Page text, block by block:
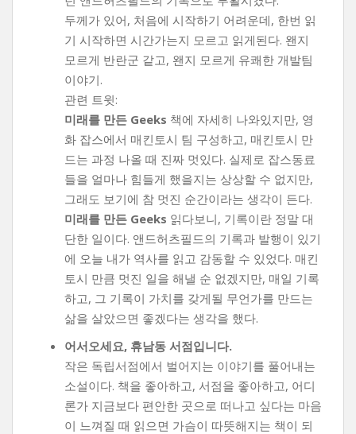
두께가 있어, 처음에 시작하기 어려운데, 한번 읽
기 시작하면 시간가는지 모르고 읽게된다. 왠지
모르게 반란군 같고, 왠지 모르게 유쾌한 개발팀
이야기.
관련 트윗:
미래를 만든 Geeks 책에 자세히 나와있지만, 영
화 잡스에서 매킨토시 팀 구성하고, 매킨토시 만
드는 과정 나올 때 진짜 멋있다. 실제로 잡스동료
들을 얼마나 힘들게 했을지는 상상할 수 없지만,
그래도 보기에 참 멋진 순간이라는 생각이 든다.
미래를 만든 Geeks 읽다보니, 기록이란 정말 대
단한 일이다. 앤드허츠필드의 기록과 발행이 있기
에 오늘 내가 역사를 읽고 감동할 수 있었다. 매킨
토시 만큼 멋진 일을 해낼 순 없겠지만, 매일 기록
하고, 그 기록이 가치를 갖게될 무언가를 만드는
삶을 살았으면 좋겠다는 생각을 했다.
어서오세요, 휴남동 서점입니다.
작은 독립서점에서 벌어지는 이야기를 풀어내는
소설이다. 책을 좋아하고, 서점을 좋아하고, 어디
론가 지금보다 편안한 곳으로 떠나고 싶다는 마음
이 느껴질 때 읽으면 가슴이 따뜻해지는 책이 되